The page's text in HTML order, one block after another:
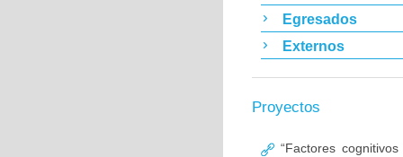
Egresados
Externos
Proyectos
“Factores